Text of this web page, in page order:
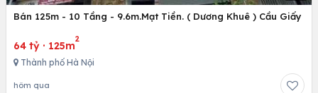
Bán 125m - 10 Tầng - 9.6m.Mạt Tiền. ( Dương Khuê ) Cầu Giấy
64 tỷ · 125m
2
Thành phố Hà Nội
hôm qua